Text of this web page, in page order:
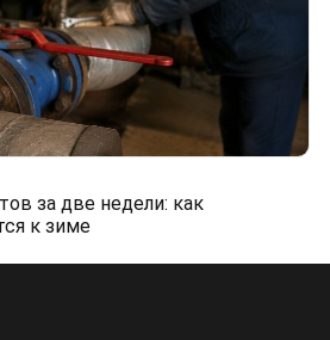
за две недели: как
к зиме